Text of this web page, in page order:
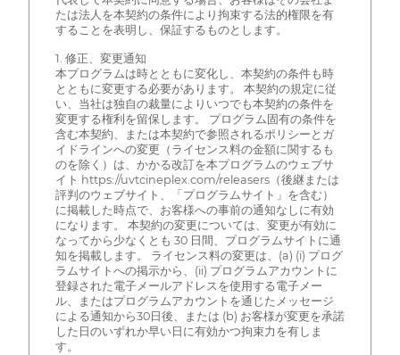
たは法人を本契約の条件により拘束する法的権限を有
することを表明し、保証するものとします。
1. 修正、変更通知
本プログラムは時とともに変化し、本契約の条件も時
とともに変更する必要があります。 本契約の規定に従
い、当社は独自の裁量によりいつでも本契約の条件を
変更する権利を留保します。 プログラム固有の条件を
含む本契約、または本契約で参照されるポリシーとガ
イドラインへの変更（ライセンス料の金額に関するも
のを除く）は、かかる改訂を本プログラムのウェブサ
イト https://uvtcineplex.com/releasers（後継または
評判のウェブサイト、「プログラムサイト」を含む）
に掲載した時点で、お客様への事前の通知なしに有効
になります。 本契約の変更については、変更が有効に
なってから少なくとも 30 日間、プログラムサイトに通
知を掲載します。 ライセンス料の変更は、(a) (i) プログ
ラムサイトへの掲示から、(ii) プログラムアカウントに
登録された電子メールアドレスを使用する電子メー
ル、またはプログラムアカウントを通じたメッセージ
による通知から30日後、または (b) お客様が変更を承諾
した日のいずれか早い日に有効かつ拘束力を有しま
す。